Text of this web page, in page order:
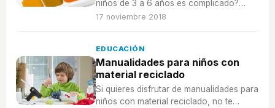
niños de 3 a 6 años es complicado?
¡Con estas ideas será muy fácil y además
17 noviembre 2018
EDUCACIÓN
Manualidades para niños con
material reciclado
Si quieres disfrutar de manualidades para
niños con material reciclado, no te